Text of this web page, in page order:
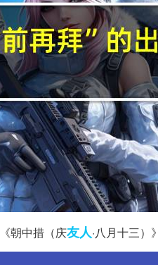
朝中措（庆友人·八月十三）